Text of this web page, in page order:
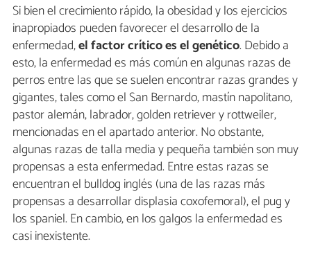
Si bien el crecimiento rápido, la obesidad y los ejercicios
inapropiados pueden favorecer el desarrollo de la
enfermedad,el factor crítico es el genético. Debido a
esto, la enfermedad es más común en algunas razas de
perros entre las que se suelen encontrar razas grandes y
gigantes, tales como el San Bernardo, mastín napolitano,
pastor alemán, labrador, golden retriever y rottweiler,
mencionadas en el apartado anterior. No obstante,
algunas razas de talla media y pequeña también son muy
propensas a esta enfermedad. Entre estas razas se
encuentran el bulldog inglés (una de las razas más
propensas a desarrollar displasia coxofemoral), el pug y
los spaniel. En cambio, en los galgos la enfermedad es
casi inexistente.